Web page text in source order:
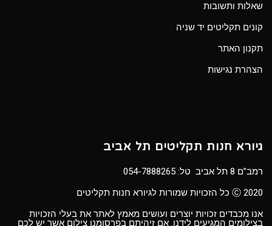
שאלות ותשובות
קונים תקליטים יד שניה
תקנון האתר
הצהרת נגישות
גיורא חנות תקליטים תל אביב
רמב”ם 8 תל אביב טל:
054-7888265
Ⓒ 2020 כל הזכויות שמורות לגיורא חנות תקליטים
אנו מכבדים זכויות יוצרים ועושים מאמץ לאתר את בעלי הזכויות
בצילומים המגיעים לידנו. אם זיהיתם בפרסומנו צילום אשר יש לכם